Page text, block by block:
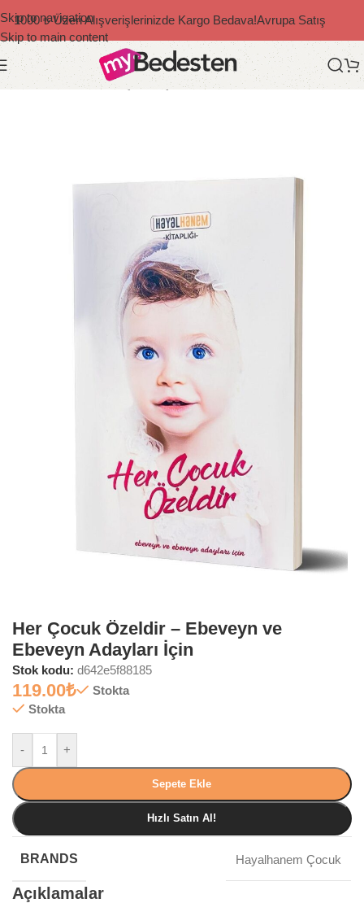
Skip to navigation
Skip to main content
1000 ₺ Üzeri Alışverişlerinizde Kargo Bedava!Avrupa Satış
Ana Sayfa Bedesten Çocuk Çocuk Kitapları
Her Çocuk Özeldir – Ebeveyn ve
Ebeveyn Adayları İçin
Stok kodu: d642e5f88185
119.00₺
Stokta
Stokta
- +
Sepete Ekle
Hızlı Satın Al!
BRANDS Hayalhanem Çocuk
Açıklamalar